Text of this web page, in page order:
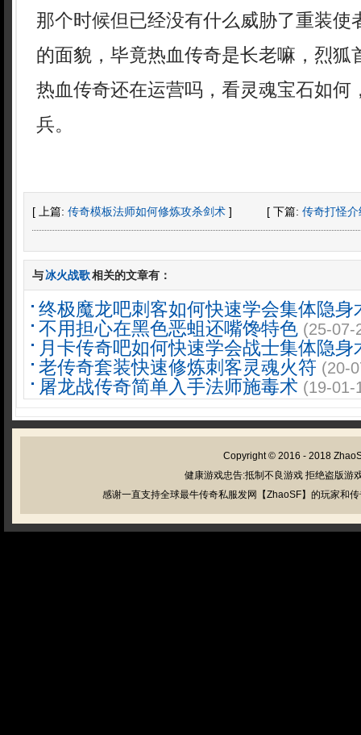
那个时候但已经没有什么威胁了重装使
的面貌，毕竟热血传奇是长老嘛，烈狐
热血传奇还在运营吗，看灵魂宝石如何
兵。
[ 上篇: 传奇模板法师如何修炼攻杀剑术 ] [ 下篇: 传奇打怪
与冰火战歌相关的文章有：
终极魔龙吧刺客如何快速学会集体隐身
不用担心在黑色恶蛆还嘴馋特色 (25-07-
月卡传奇吧如何快速学会战士集体隐身
老传奇套装快速修炼刺客灵魂火符 (20-
屠龙战传奇简单入手法师施毒术 (19-01-
Copyright © 2016 - 2018
健康游戏忠告:抵制不良游戏 拒绝盗版游
感谢一直支持全球最牛传奇私服发网【ZhaoSF】的玩家和